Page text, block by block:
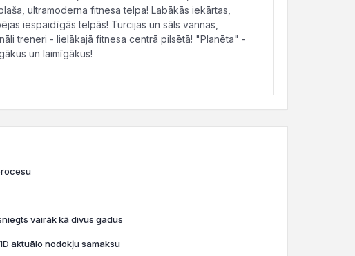
ultramoderna fitnesa telpa! Labākās iekārtas,
iespaidīgās telpās! Turcijas un sāls vannas,
treneri - lielākajā fitnesa centrā pilsētā! "Planēta" -
un laimīgākus!
vairāk kā divus gadus
aktuālo nodokļu samaksu